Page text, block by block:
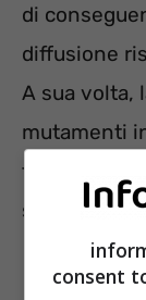
di
diffusione
A sua volta,
mutamenti
tutelata
sottoposti.
consent